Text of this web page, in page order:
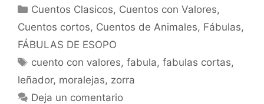
Categorías
Cuentos Clasicos, Cuentos con Valores,
Cuentos cortos, Cuentos de Animales, Fábulas,
FÁBULAS DE ESOPO
Etiquetas
cuento con valores,fabula,fabulas cortas,
leñador, moralejas, zorra
Deja un comentario